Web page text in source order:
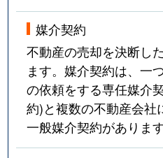
媒介契約
不動産の売却を決断し
ます。媒介契約は、一
の依頼をする専任媒介
約)と複数の不動産会社
一般媒介契約があります